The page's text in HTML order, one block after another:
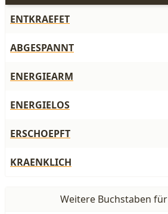
ENTKRAEFET
ABGESPANNT
ENERGIEARM
ENERGIELOS
ERSCHOEPFT
KRAENKLICH
Weitere Buchstaben für